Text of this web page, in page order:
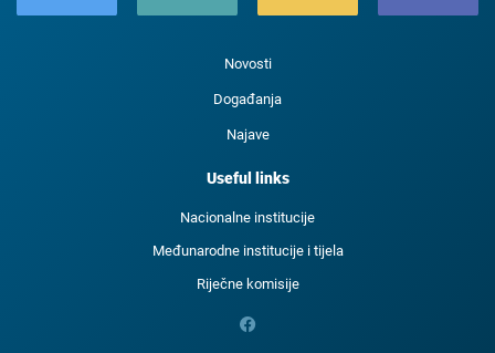
Novosti
Događanja
Najave
Useful links
Nacionalne institucije
Međunarodne institucije i tijela
Riječne komisije